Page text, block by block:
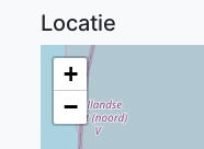
Locatie
+
−